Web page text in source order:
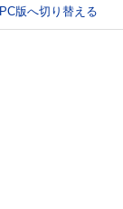
PC版へ切り替える